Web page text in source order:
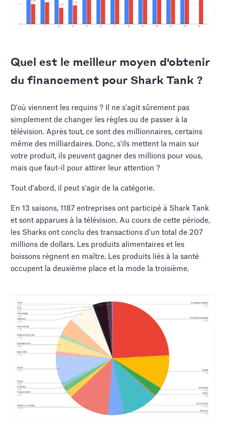
Quel est le meilleur moyen d'obtenir
du financement pour Shark Tank ?
D'où viennent les requins ? Il ne s'agit sûrement pas
simplement de changer les règles ou de passer à la
télévision. Après tout, ce sont des millionnaires, certains
même des milliardaires. Donc, s'ils mettent la main sur
votre produit, ils peuvent gagner des millions pour vous,
mais que faut-il pour attirer leur attention ?
Tout d'abord, il peut s'agir de la catégorie.
En 13 saisons, 1187 entreprises ont participé à Shark Tank
et sont apparues à la télévision. Au cours de cette période,
les Sharks ont conclu des transactions d'un total de 207
millions de dollars. Les produits alimentaires et les
boissons règnent en maître. Les produits liés à la santé
occupent la deuxième place et la mode la troisième.